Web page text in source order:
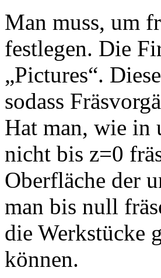
Man muss, um
festlegen. Die
„Pictures“.
sodass
Hat man, wie in
nicht bis z=0
Oberfläche der
man bis null
die Werkstücke
können.